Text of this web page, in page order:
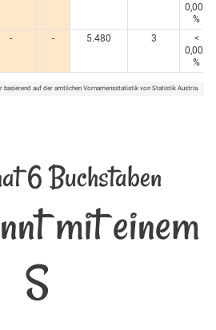
0,005
%
- - 5.480 3
<
0,005
%
basierend auf der amtlichen Vornamensstatistik von Statistik Austria.
6 Buchstaben
mit einem
S